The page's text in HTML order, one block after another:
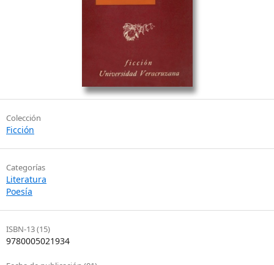
Colección
Ficción
Categorías
Literatura
Poesía
ISBN-13 (15)
9780005021934